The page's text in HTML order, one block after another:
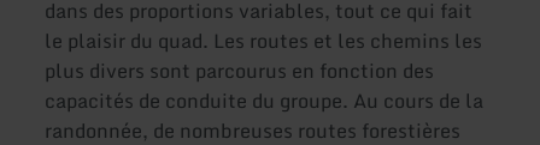
dans des proportions variables, tout ce qui fait
le plaisir du quad. Les routes et les chemins les
plus divers sont parcourus en fonction des
capacités de conduite du groupe. Au cours de la
randonnée, de nombreuses routes forestières